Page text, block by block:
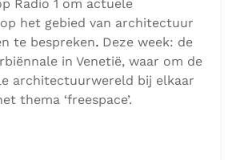
Radio 1 om actuele
het gebied van architectuur
te bespreken. Deze week: de
in Venetië, waar om de
architectuurwereld bij elkaar
thema ‘freespace’.